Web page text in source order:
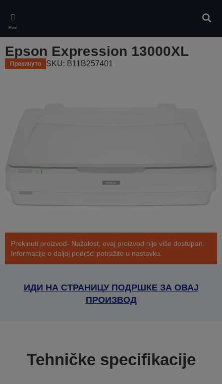
main
content
Meni
Epson Expression 13000XL
Прекинуто SKU: B11B257401
Prekinuti proizvod- Nažalost, ovaj proizvod nije više dostupan.
Informacije o daljoj podršci potražite u nastavku.
ИДИ НА СТРАНИЦУ ПОДРШКЕ ЗА ОВАЈ
ПРОИЗВОД
Tehničke specifikacije